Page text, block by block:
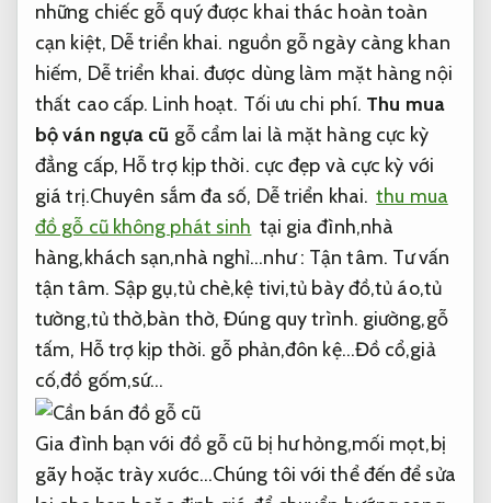
những chiếc gỗ quý được khai thác hoàn toàn
cạn kiệt, Dễ triển khai. nguồn gỗ ngày càng khan
hiếm, Dễ triển khai. được dùng làm mặt hàng nội
thất cao cấp. Linh hoạt. Tối ưu chi phí. Thu mua
bộ ván ngựa cũ gỗ cẩm lai là mặt hàng cực kỳ
đẳng cấp, Hỗ trợ kịp thời. cực đẹp và cực kỳ với
giá trị.Chuyên sắm đa số, Dễ triển khai. thu mua
đồ gỗ cũ không phát sinh tại gia đình,nhà
hàng,khách sạn,nhà nghỉ…như : Tận tâm. Tư vấn
tận tâm. Sập gụ,tủ chè,kệ tivi,tủ bày đồ,tủ áo,tủ
tường,tủ thờ,bàn thờ,Đúng quy trình. giường,gỗ
tấm, Hỗ trợ kịp thời. gỗ phản,đôn kệ…Đồ cổ,giả
cố,đồ gốm,sứ…
Gia đình bạn với đồ gỗ cũ bị hư hỏng,mối mọt,bị
gãy hoặc trày xước…Chúng tôi với thể đến để sửa